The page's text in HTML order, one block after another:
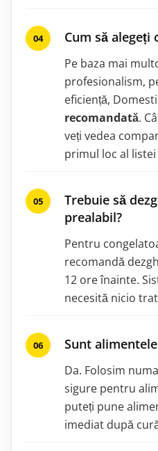
Cum să alegeți
Pe baza mai
profesionalism,
eficiență,
recomandată.
veți vedea
primul loc al
Trebuie să
prealabil?
Pentru
recomandă
12 ore înainte.
necesită nicio
Sunt
Da. Folosim
sigure pentru
puteți pune
imediat după